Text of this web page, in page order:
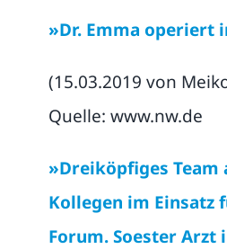
»Dr. Emma operiert
(15.03.2019 von
Quelle: www.nw.de
»Dreiköpfiges Team
Kollegen im Einsatz
Forum.Soester Arzt